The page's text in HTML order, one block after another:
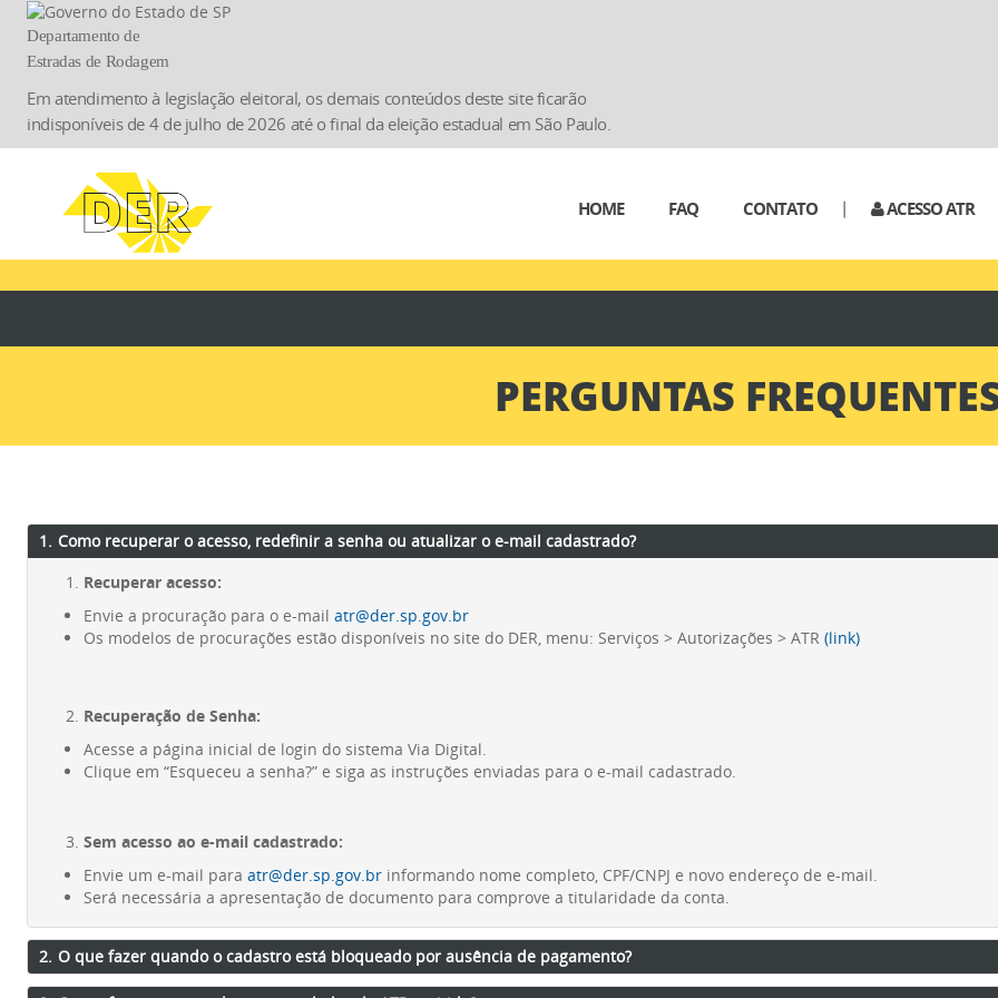
Departamento de
Estradas de Rodagem
Em atendimento à legislação eleitoral, os demais conteúdos deste site ficarão
indisponíveis de 4 de julho de 2026 até o final da eleição estadual em São Paulo.
HOME FAQ CONTATO | ACESSO ATR
PERGUNTAS
1. Como recuperar o acesso, redefinir a senha ou atualizar o e-mail cadastrado?
Recuperar acesso:
Envie a procuração para o e-mail atr@der.sp.gov.br
Os modelos de procurações estão disponíveis no site do DER, menu: Serviços > Autorizações > ATR (link)
Recuperação de Senha:
Acesse a página inicial de login do sistema Via Digital.
Clique em “Esqueceu a senha?” e siga as instruções enviadas para o e-mail cadastrado.
Sem acesso ao e-mail cadastrado:
Envie um e-mail para atr@der.sp.gov.br informando nome completo, CPF/CNPJ e novo endereço de e-mail.
Será necessária a apresentação de documento para comprove a titularidade da conta.
2. O que fazer quando o cadastro está bloqueado por ausência de pagamento?
Para regularizar o acesso, é necessário emitir um novo boleto diretamente no sistema, utilizando o botão “Gerar boleto API”.